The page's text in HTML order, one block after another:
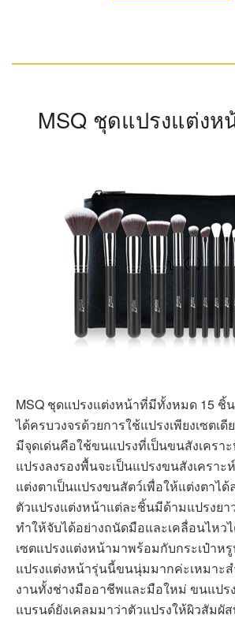
MSQ ชุดแปรงแต่งห
MSQ ชุดแปรงแต่งหน้าที่มีทั้งหมด 15 ชิ้
ได้ครบวงจรด้วยการใช้แปรงเพียงเซตเ
มีจุดเด่นคือใช้ขนแปรงที่เป็นขนสังเครา
แปรงลงรองพื้นจะเป็นแปรงขนสังเครา
แต่งตาเป็นแปรงขนสัตว์เพื่อให้แต่งตาไ
ตัวแปรงแต่งหน้าแต่ละชิ้นมีด้ามแปรงยา
ทำให้จับได้อย่างถนัดมือและเคลื่อนไหว
เซตแปรงแต่งหน้ามาพร้อมกับกระเป๋าห
แปรงแต่งหน้ารุ่นนี้ขนนุ่มมากค่ะเหมาะ
งานทั้งช่างมืออาชีพและมือใหม่ ขนแปร
แบรนด์ยังเคลมมาว่าตัวแปรงให้ผิวสัมผั